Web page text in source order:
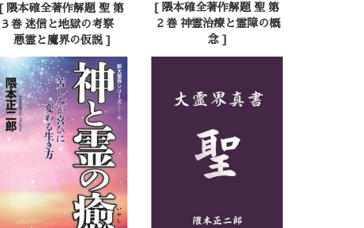
[ 隈本確全著作解題 聖 第
３巻 迷信と地獄の考察
悪霊と魔界の仮説 ]
[ 隈本確全著作解題 聖 第
２巻 神霊治療と霊障の概
念 ]